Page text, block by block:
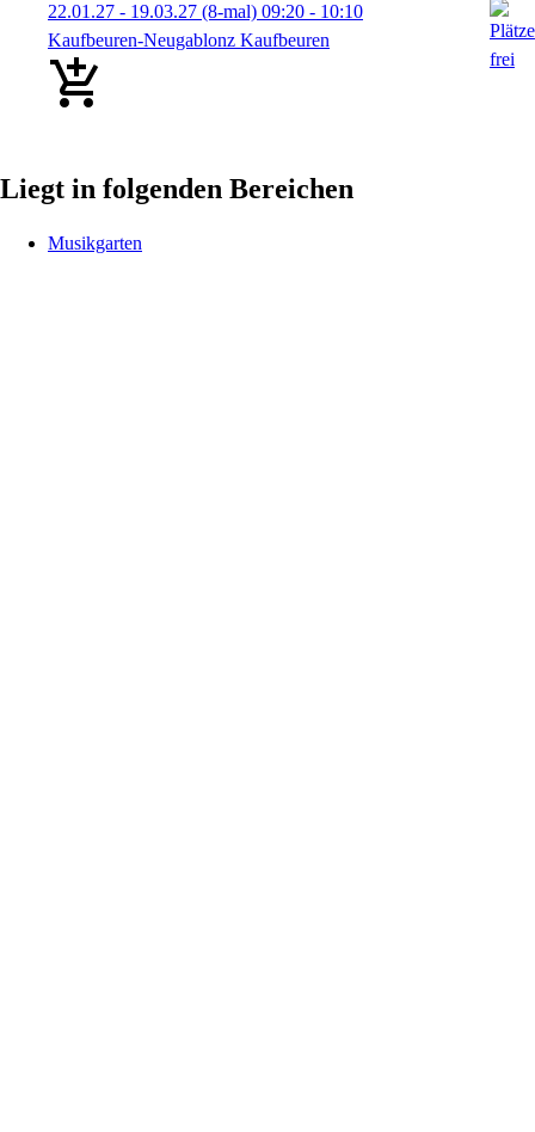
22.01.27 - 19.03.27 (8-mal) 09:20 - 10:10
Kaufbeuren-Neugablonz Kaufbeuren
Liegt in folgenden Bereichen
Musikgarten